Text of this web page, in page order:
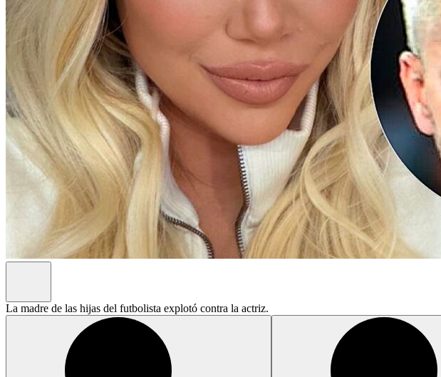
La madre de las hijas del futbolista explotó contra la actriz.